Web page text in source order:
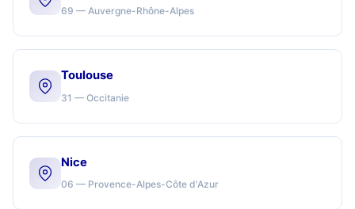
69 — Auvergne-Rhône-Alpes
Toulouse
31 — Occitanie
Nice
06 — Provence-Alpes-Côte d'Azur